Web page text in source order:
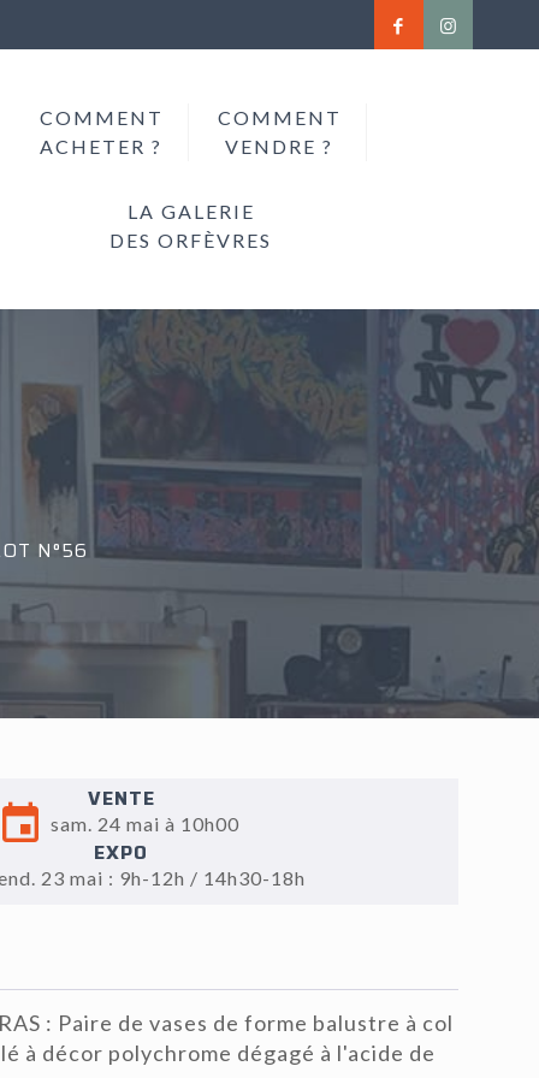
COMMENT
ACHETER ?
COMMENT
VENDRE ?
LA GALERIE
DES ORFÈVRES
N°56
VENTE
sam. 24 mai à 10h00
EXPO
23 mai : 9h-12h / 14h30-18h
: Paire de vases de forme balustre à col
à décor polychrome dégagé à l'acide de